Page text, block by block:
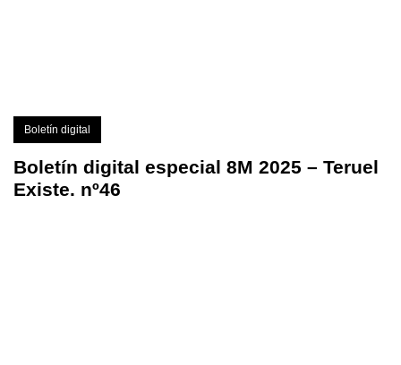
Boletín digital
Boletín digital especial 8M 2025 – Teruel
Existe. nº46